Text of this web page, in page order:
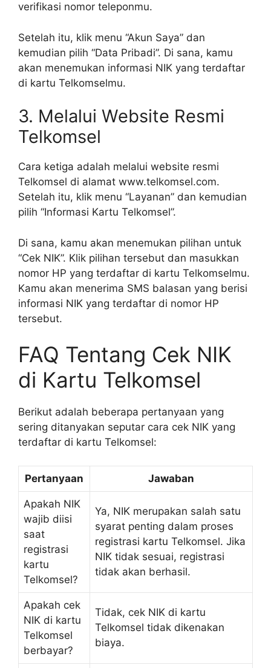
verifikasi nomor teleponmu.
Setelah itu, klik menu “Akun Saya” dan
kemudian pilih “Data Pribadi”. Di sana, kamu
akan menemukan informasi NIK yang terdaftar
di kartu Telkomselmu.
3. Melalui Website Resmi
Telkomsel
Cara ketiga adalah melalui website resmi
Telkomsel di alamat www.telkomsel.com.
Setelah itu, klik menu “Layanan” dan kemudian
pilih “Informasi Kartu Telkomsel”.
Di sana, kamu akan menemukan pilihan untuk
“Cek NIK”. Klik pilihan tersebut dan masukkan
nomor HP yang terdaftar di kartu Telkomselmu.
Kamu akan menerima SMS balasan yang berisi
informasi NIK yang terdaftar di nomor HP
tersebut.
FAQ Tentang Cek NIK
di Kartu Telkomsel
Berikut adalah beberapa pertanyaan yang
sering ditanyakan seputar cara cek NIK yang
terdaftar di kartu Telkomsel:
Pertanyaan Jawaban
Apakah NIK
wajib diisi
saat
registrasi
kartu
Telkomsel?
Ya, NIK merupakan salah satu
syarat penting dalam proses
registrasi kartu Telkomsel. Jika
NIK tidak sesuai, registrasi
tidak akan berhasil.
Apakah cek
NIK di kartu
Telkomsel
berbayar?
Tidak, cek NIK di kartu
Telkomsel tidak dikenakan
biaya.